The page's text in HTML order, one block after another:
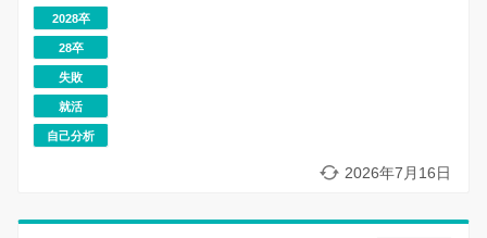
2028卒
28卒
失敗
就活
自己分析
2026年7月16日